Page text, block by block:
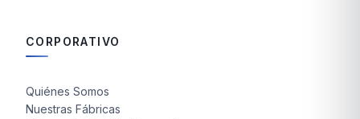
CORPORATIVO
Quiénes Somos
Nuestras Fábricas